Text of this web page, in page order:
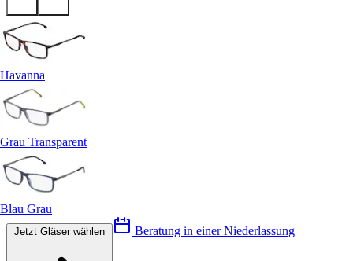
Havanna
Grau Transparent
Blau Grau
Beratung in einer Niederlassung